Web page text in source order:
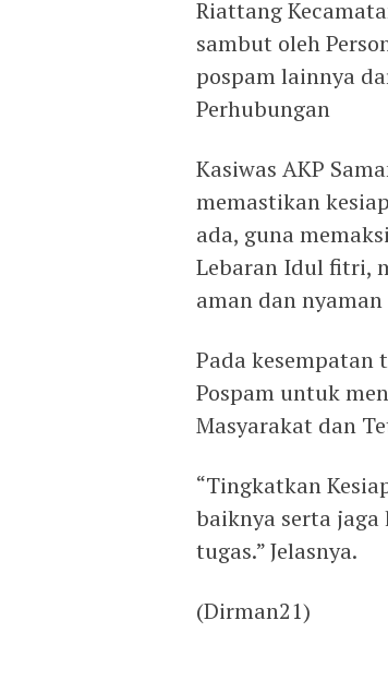
Riattang
sambut oleh
pospam lainnya
Perhubungan
Kasiwas AKP
memastikan
ada, guna
Lebaran Idul fitri,
aman dan
Pada kesempatan
Pospam untuk
Masyarakat dan
“Tingkatkan
baiknya serta jaga
tugas.” Jelasnya.
(Dirman21)